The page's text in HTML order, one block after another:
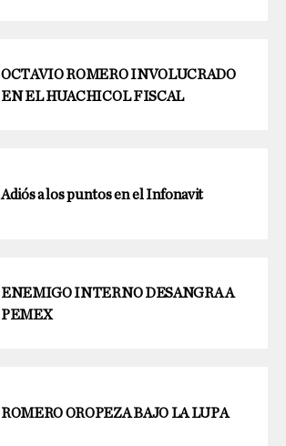
OCTAVIO ROMERO INVOLUCRADO
EN EL HUACHICOL FISCAL
Adiós a los puntos en el Infonavit
ENEMIGO INTERNO DESANGRA A
PEMEX
ROMERO OROPEZA BAJO LA LUPA